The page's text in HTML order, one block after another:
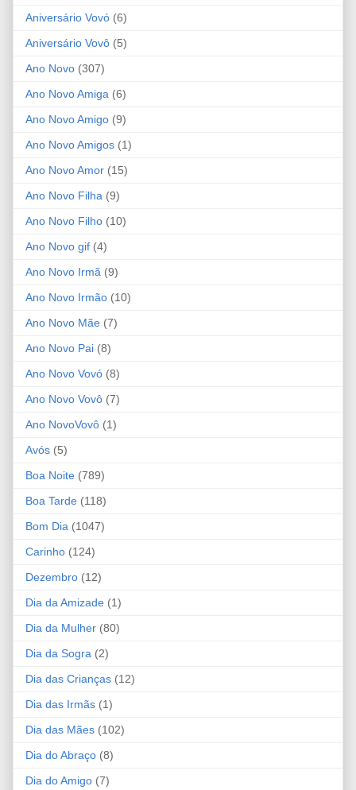
Aniversário Vovó (6)
Aniversário Vovô (5)
Ano Novo (307)
Ano Novo Amiga (6)
Ano Novo Amigo (9)
Ano Novo Amigos (1)
Ano Novo Amor (15)
Ano Novo Filha (9)
Ano Novo Filho (10)
Ano Novo gif (4)
Ano Novo Irmã (9)
Ano Novo Irmão (10)
Ano Novo Mãe (7)
Ano Novo Pai (8)
Ano Novo Vovó (8)
Ano Novo Vovô (7)
Ano NovoVovô (1)
Avós (5)
Boa Noite (789)
Boa Tarde (118)
Bom Dia (1047)
Carinho (124)
Dezembro (12)
Dia da Amizade (1)
Dia da Mulher (80)
Dia da Sogra (2)
Dia das Crianças (12)
Dia das Irmãs (1)
Dia das Mães (102)
Dia do Abraço (8)
Dia do Amigo (7)